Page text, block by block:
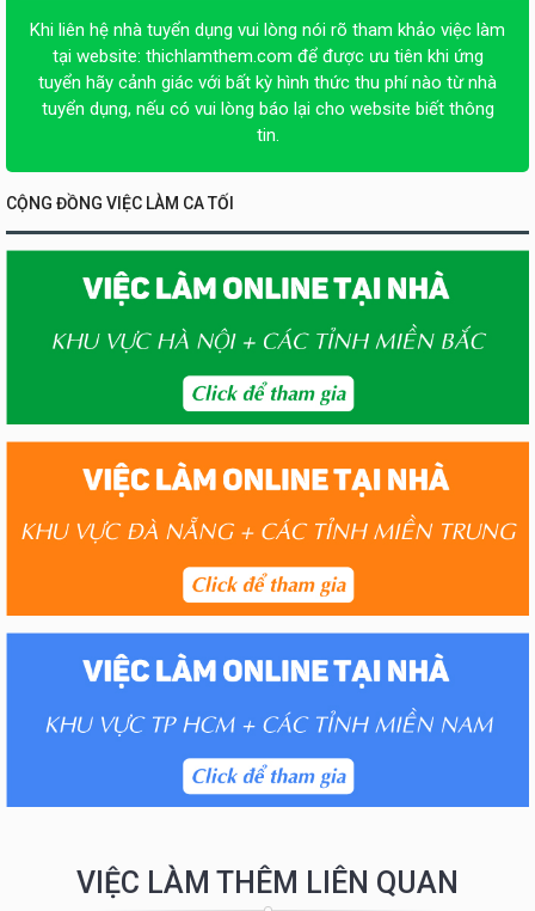
Khi liên hệ nhà tuyển dụng vui lòng nói rõ tham khảo việc làm
tại website: thichlamthem.com để được ưu tiên khi ứng
tuyển hãy cảnh giác với bất kỳ hình thức thu phí nào từ nhà
tuyển dụng, nếu có vui lòng báo lại cho website biết thông
tin.
CỘNG ĐỒNG VIỆC LÀM CA TỐI
VIỆC LÀM THÊM LIÊN QUAN